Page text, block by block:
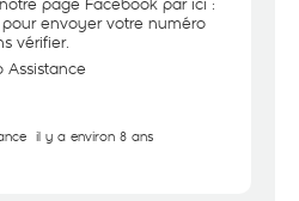
pour envoyer votre numéro
vérifier.
Assistance
il y a environ 8 ans